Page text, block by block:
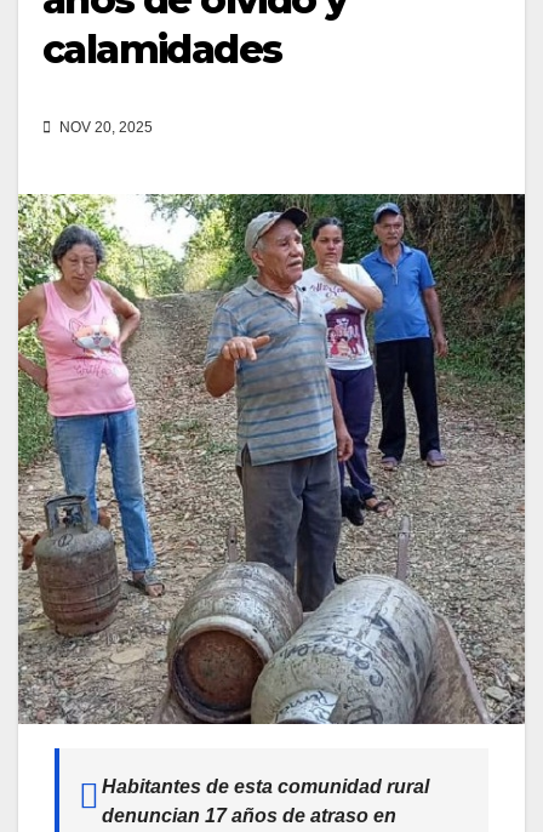
calamidades
NOV 20, 2025
Habitantes de esta comunidad rural
denuncian 17 años de atraso en